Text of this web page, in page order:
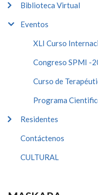
Biblioteca Virtual
Eventos
XLI Curso
Congreso SPMI -
Curso de
Programa
Residentes
Contáctenos
CULTURAL